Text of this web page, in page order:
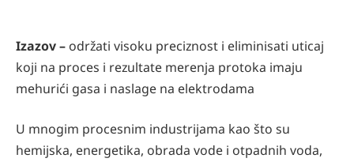
Izazov – održati visoku preciznost i eliminisati uticaj
koji na proces i rezultate merenja protoka imaju
mehurići gasa i naslage na elektrodama
U mnogim procesnim industrijama kao što su
hemijska, energetika, obrada vode i otpadnih voda,